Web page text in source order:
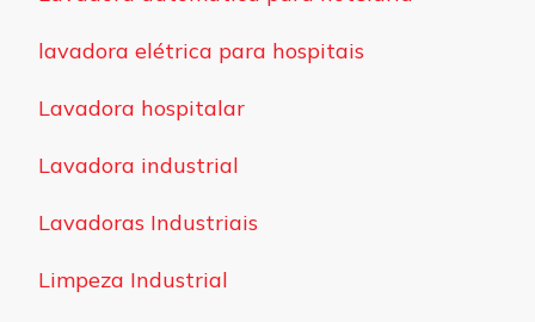
lavadora elétrica para hospitais
Lavadora hospitalar
Lavadora industrial
Lavadoras Industriais
Limpeza Industrial